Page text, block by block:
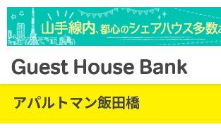
アパルトマン飯田橋